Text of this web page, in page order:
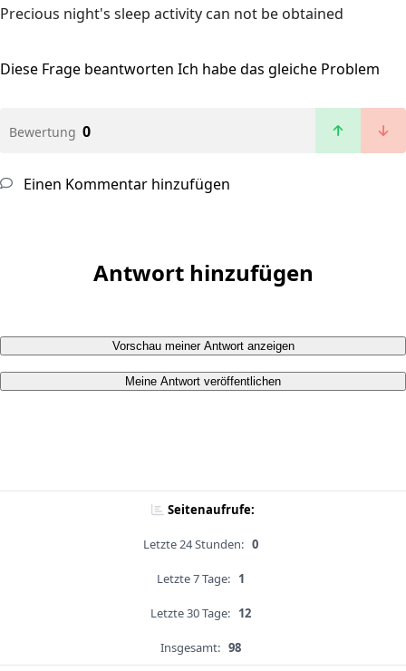
Precious night's sleep activity can not be obtained
Diese Frage beantworten Ich habe das gleiche Problem
Bewertung 0
Einen Kommentar hinzufügen
Antwort hinzufügen
Vorschau meiner Antwort anzeigen
Meine Antwort veröffentlichen
Seitenaufrufe:
Letzte 24 Stunden: 0
Letzte 7 Tage: 1
Letzte 30 Tage: 12
Insgesamt: 98